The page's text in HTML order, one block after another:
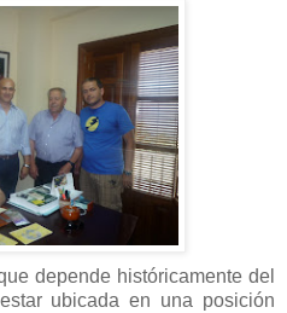
depende históricamente del
ubicada en una posición